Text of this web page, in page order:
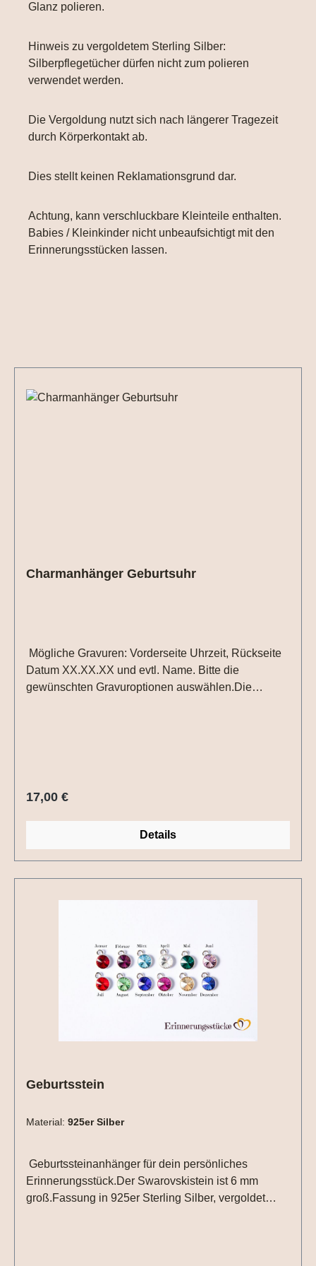
Glanz polieren.
Hinweis zu vergoldetem Sterling Silber:
Silberpflegetücher dürfen nicht zum polieren
verwendet werden.
Die Vergoldung nutzt sich nach längerer Tragezeit
durch Körperkontakt ab.
Dies stellt keinen Reklamationsgrund dar.
Achtung, kann verschluckbare Kleinteile enthalten.
Babies / Kleinkinder nicht unbeaufsichtigt mit den
Erinnerungsstücken lassen.
Charmanhänger Geburtsuhr
Mögliche Gravuren: Vorderseite Uhrzeit, Rückseite
Datum XX.XX.XX und evtl. Name. Bitte die
gewünschten Gravuroptionen auswählen.Die
Regulärer Preis:
17,00 €
Details
Geburtsstein
Material: 925er Silber
Geburtssteinanhänger für dein persönliches
Erinnerungsstück.Der Swarovskistein ist 6 mm
groß.Fassung in 925er Sterling Silber, vergoldet